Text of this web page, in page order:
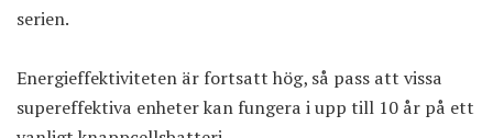
serien.
Energieffektiviteten är fortsatt hög, så pass att vissa
supereffektiva enheter kan fungera i upp till 10 år på ett